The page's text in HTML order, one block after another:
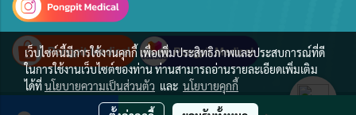
© Copyright 2020 All Rights Reserved.
เว็บไซต์นี้มีการใช้งานคุกกี้ เพื่อเพิ่มประสิทธิภาพและประสบการณ์ที่ดี
ในการใช้งานเว็บไซต์ของท่าน ท่านสามารถอ่านรายละเอียดเพิ่มเติม
ได้ที่นโยบายความเป็นส่วนตัว และ นโยบายคุกกี้